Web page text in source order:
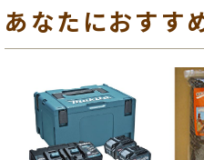
あなたにおすす